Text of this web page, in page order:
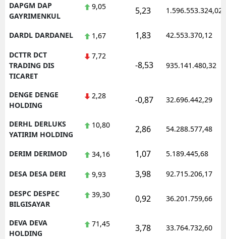
DAPGM DAP
GAYRIMENKUL
9,05 5,23 1.596.553.324,02
DARDL DARDANEL 1,67 1,83 42.553.370,12
DCTTR DCT
TRADING DIS
TICARET
7,72
-8,53 935.141.480,32
DENGE DENGE
HOLDING
2,28 -0,87 32.696.442,29
DERHL DERLUKS
YATIRIM HOLDING
10,80 2,86 54.288.577,48
DERIM DERIMOD 34,16 1,07 5.189.445,68
DESA DESA DERI 9,93 3,98 92.715.206,17
DESPC DESPEC
BILGISAYAR
39,30 0,92 36.201.759,66
DEVA DEVA
HOLDING
71,45 3,78 33.764.732,60